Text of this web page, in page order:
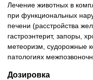
Лечение животных в
при функциональных
печени (расстройства
гастроэнтерит, запоры,
метеоризм, судорожные
патологиях
Дозировка